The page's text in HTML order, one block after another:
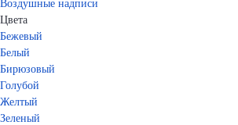
Воздушные надписи
Цвета
Бежевый
Белый
Бирюзовый
Голубой
Желтый
Зеленый